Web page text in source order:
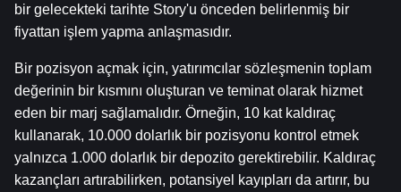
bir gelecekteki tarihte Story'u önceden belirlenmiş bir
fiyattan işlem yapma anlaşmasıdır.
Bir pozisyon açmak için, yatırımcılar sözleşmenin toplam
değerinin bir kısmını oluşturan ve teminat olarak hizmet
eden bir marj sağlamalıdır. Örneğin, 10 kat kaldıraç
kullanarak, 10.000 dolarlık bir pozisyonu kontrol etmek
yalnızca 1.000 dolarlık bir depozito gerektirebilir. Kaldıraç
kazançları artırabilirken, potansiyel kayıpları da artırır, bu